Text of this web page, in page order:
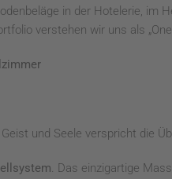
in der Hotelerie, im
verstehen wir uns als
und Seele verspricht die
. Das einzigartige